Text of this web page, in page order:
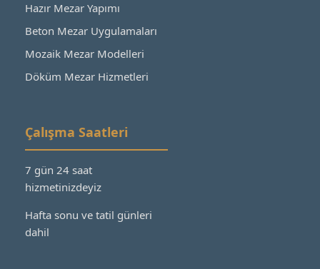
Hazır Mezar Yapımı
Beton Mezar Uygulamaları
Mozaik Mezar Modelleri
Döküm Mezar Hizmetleri
Çalışma Saatleri
7 gün 24 saat
hizmetinizdeyiz
Hafta sonu ve tatil günleri
dahil